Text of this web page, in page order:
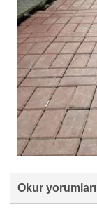
Okur yorumları